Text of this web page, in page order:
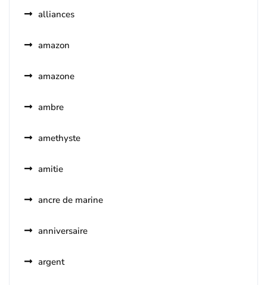
alliances
amazon
amazone
ambre
amethyste
amitie
ancre de marine
anniversaire
argent